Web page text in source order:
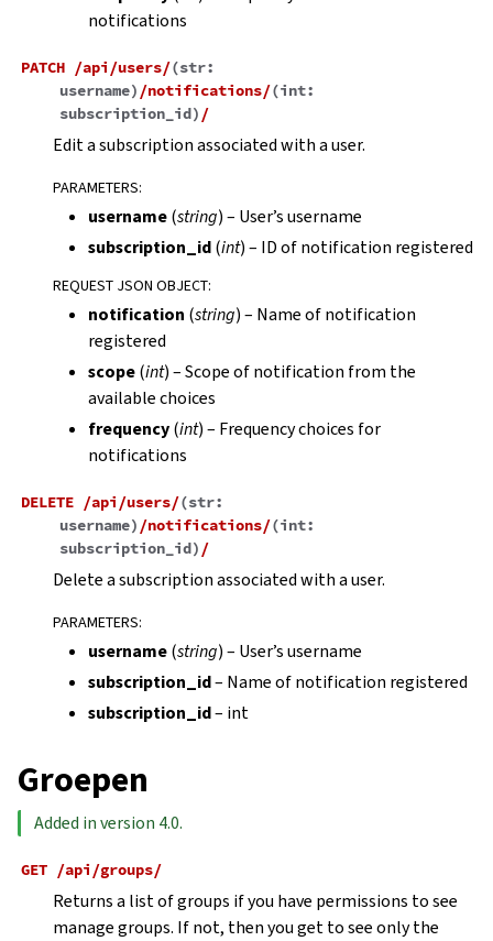
notifications
PATCH /api/users/(str:
username) /notifications/(int:
subscription_id) /
Edit a subscription associated with a user.
PARAMETERS:
username(string) – User’s username
subscription_id(int) – ID of notification registered
REQUEST JSON OBJECT:
notification (string) – Name of notification
registered
scope(int) – Scope of notification from the
available choices
frequency(int) – Frequency choices for
notifications
DELETE /api/users/(str:
username) /notifications/(int:
subscription_id) /
Delete a subscription associated with a user.
PARAMETERS:
username(string) – User’s username
subscription_id– Name of notification registered
subscription_id– int
Groepen
Added in version 4.0.
GET /api/groups/
Returns a list of groups if you have permissions to see
manage groups. If not, then you get to see only the